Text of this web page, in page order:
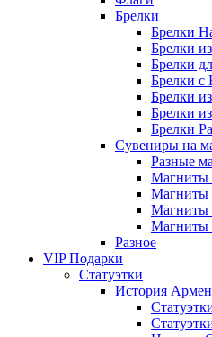
Брелки
Брелки
Брелки
Брелки
Брелки с
Брелки
Брелки
Брелки
Сувениры на
Разные
Магниты
Магниты
Магниты
Магниты
Разное
VIP Подарки
Статуэтки
История